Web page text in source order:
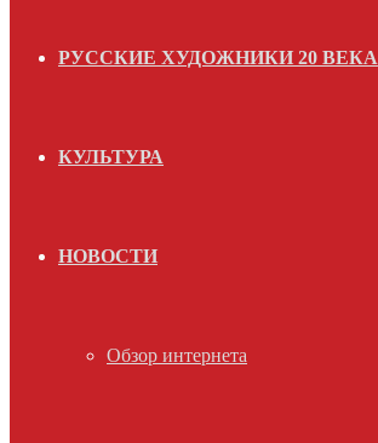
РУССКИЕ ХУДОЖНИКИ 20 ВЕКА
КУЛЬТУРА
НОВОСТИ
Обзор интернета